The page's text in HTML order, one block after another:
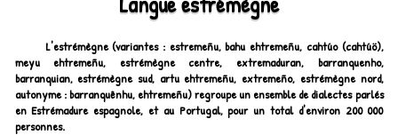
L'estrémègne (variantes : estremeñu, bahu ehtremeñu, cahtúo (cahtúö),
meyu ehtremeñu, estrémègne centre, extremaduran, barranquenho,
barranquian, estrémègne sud, artu ehtremeñu, extremeño, estrémègne nord,
autonyme :barranquênhu, ehtremeñu) regroupe un ensemble de dialectes parlés
en Estrémadure espagnole, et au Portugal, pour un total d'environ 200 000
personnes.